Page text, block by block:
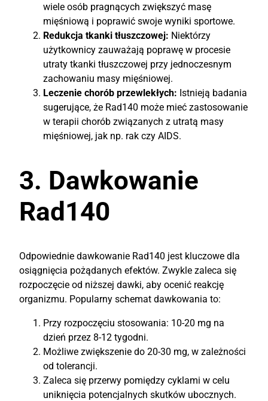
wiele osób pragnących zwiększyć masę
mięśniową i poprawić swoje wyniki sportowe.
Redukcja tkanki tłuszczowej: Niektórzy
użytkownicy zauważają poprawę w procesie
utraty tkanki tłuszczowej przy jednoczesnym
zachowaniu masy mięśniowej.
Leczenie chorób przewlekłych: Istnieją badania
sugerujące, że Rad140 może mieć zastosowanie
w terapii chorób związanych z utratą masy
mięśniowej, jak np. rak czy AIDS.
3. Dawkowanie
Rad140
Odpowiednie dawkowanie Rad140 jest kluczowe dla
osiągnięcia pożądanych efektów. Zwykle zaleca się
rozpoczęcie od niższej dawki, aby ocenić reakcję
organizmu. Popularny schemat dawkowania to:
Przy rozpoczęciu stosowania: 10-20 mg na
dzień przez 8-12 tygodni.
Możliwe zwiększenie do 20-30 mg, w zależności
od tolerancji.
Zaleca się przerwy pomiędzy cyklami w celu
uniknięcia potencjalnych skutków ubocznych.